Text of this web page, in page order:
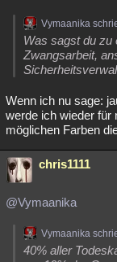
Vymaanika
Was sagst du zu
Zwangsarbeit,
Wenn ich nu sage:
werde ich wieder für
möglichen Farben
chris1111
@Vymaanika
Vymaanika
40% aller